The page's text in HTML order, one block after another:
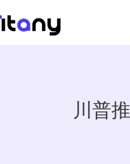
川普